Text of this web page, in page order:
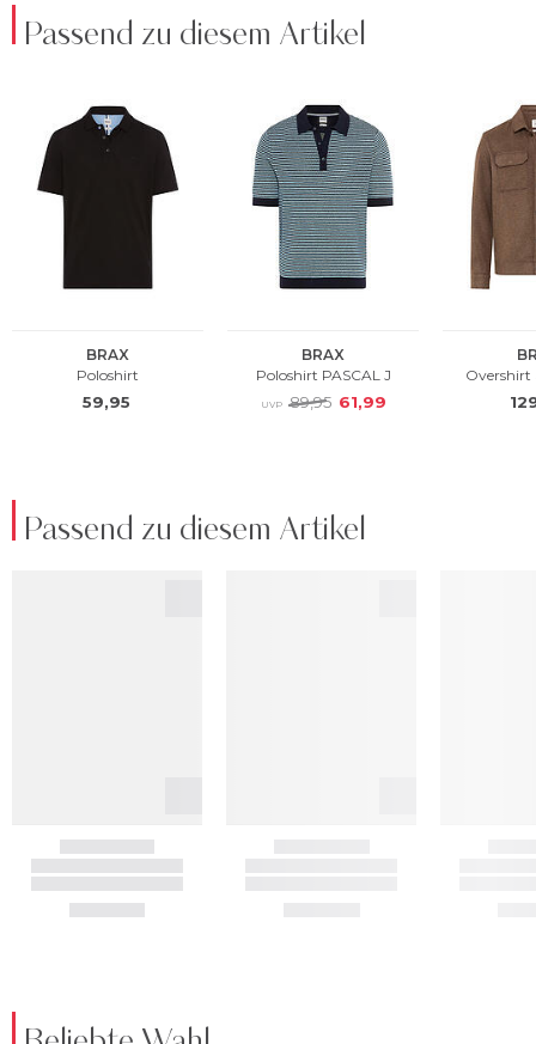
Passend zu diesem Artikel
Passend zu diesem Artikel